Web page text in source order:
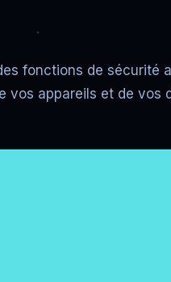
fonctions de
appareils et de vos